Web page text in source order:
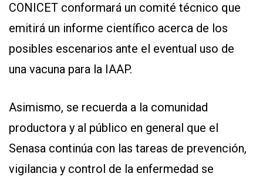
CONICET conformará un comité técnico que
emitirá un informe científico acerca de los
posibles escenarios ante el eventual uso de
una vacuna para la IAAP.
Asimismo, se recuerda a la comunidad
productora y al público en general que el
Senasa continúa con las tareas de prevención,
vigilancia y control de la enfermedad se